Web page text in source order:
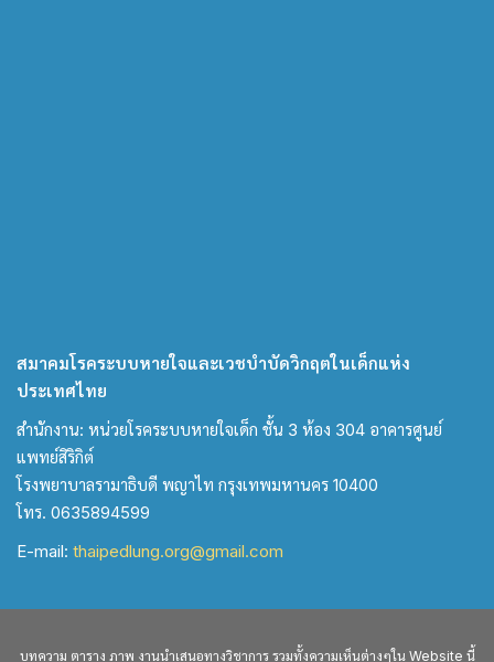
สมาคมโรคระบบหายใจและเวชบำบัดวิกฤตในเด็กแห่ง
ประเทศไทย
สำนักงาน: หน่วยโรคระบบหายใจเด็ก ชั้น 3 ห้อง 304 อาคารศูนย์
แพทย์สิริกิต์
โรงพยาบาลรามาธิบดี พญาไท กรุงเทพมหานคร 10400
โทร. 0635894599
E-mail: thaipedlung.org@gmail.com
บทความ ตาราง ภาพ งานนำเสนอทางวิชาการ รวมทั้งความเห็นต่างๆใน Website นี้